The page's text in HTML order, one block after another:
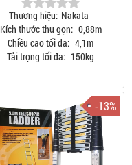
Thương hiệu: Nakata
Kích thước thu gọn: 0,88m
Chiều cao tối đa: 4,1m
Tải trọng tối đa: 150kg
-13%